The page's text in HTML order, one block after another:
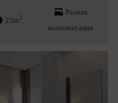
23m2
Разная
комплектация